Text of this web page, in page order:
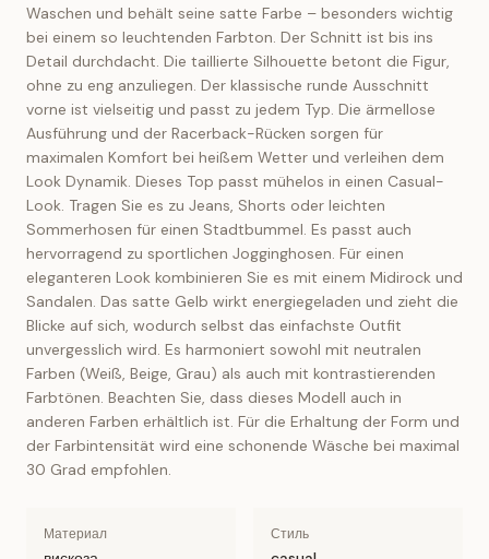
Waschen und behält seine satte Farbe – besonders wichtig
bei einem so leuchtenden Farbton. Der Schnitt ist bis ins
Detail durchdacht. Die taillierte Silhouette betont die Figur,
ohne zu eng anzuliegen. Der klassische runde Ausschnitt
vorne ist vielseitig und passt zu jedem Typ. Die ärmellose
Ausführung und der Racerback-Rücken sorgen für
maximalen Komfort bei heißem Wetter und verleihen dem
Look Dynamik. Dieses Top passt mühelos in einen Casual-
Look. Tragen Sie es zu Jeans, Shorts oder leichten
Sommerhosen für einen Stadtbummel. Es passt auch
hervorragend zu sportlichen Jogginghosen. Für einen
eleganteren Look kombinieren Sie es mit einem Midirock und
Sandalen. Das satte Gelb wirkt energiegeladen und zieht die
Blicke auf sich, wodurch selbst das einfachste Outfit
unvergesslich wird. Es harmoniert sowohl mit neutralen
Farben (Weiß, Beige, Grau) als auch mit kontrastierenden
Farbtönen. Beachten Sie, dass dieses Modell auch in
anderen Farben erhältlich ist. Für die Erhaltung der Form und
der Farbintensität wird eine schonende Wäsche bei maximal
30 Grad empfohlen.
Материал Стиль